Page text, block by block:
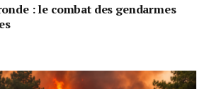
: le combat des gendarmes